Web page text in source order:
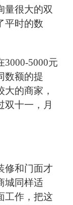
量很大的双
平时的数
5000元
数额的提
的商家，
双十一，月
修和门面才
城同样适
工作，把这